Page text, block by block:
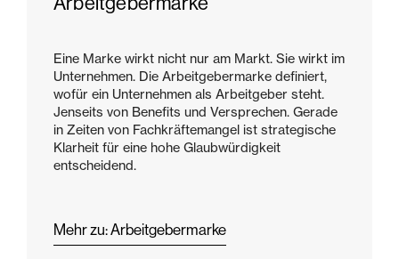
Eine Marke wirkt nicht nur am Markt. Sie wirkt im
Unternehmen. Die Arbeitgebermarke definiert,
wofür ein Unternehmen als Arbeitgeber steht.
Jenseits von Benefits und Versprechen. Gerade
in Zeiten von Fachkräftemangel ist strategische
Klarheit für eine hohe Glaubwürdigkeit
entscheidend.
Mehr zu: Arbeitgebermarke